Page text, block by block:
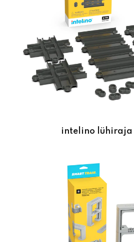
intelino lühiraja